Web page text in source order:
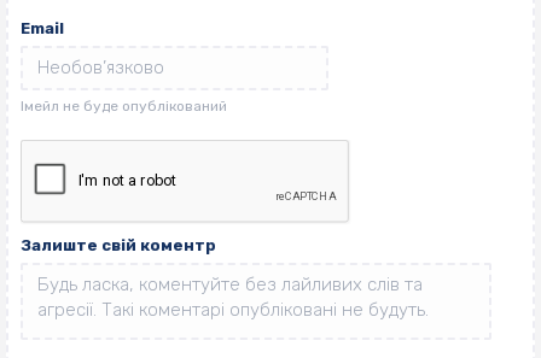
Email
Залиште свій коментр